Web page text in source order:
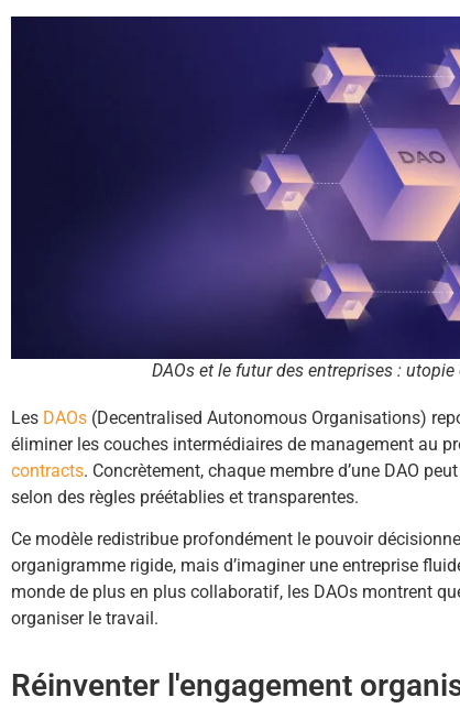
DAOs et le futur des entreprises :
Les DAOs (Decentralised Autonomous Organisations)
éliminer les couches intermédiaires de management au
contracts. Concrètement, chaque membre d’une DAO
selon des règles préétablies et transparentes.
Ce modèle redistribue profondément le pouvoir
organigramme rigide, mais d’imaginer une entreprise
monde de plus en plus collaboratif, les DAOs montrent
organiser le travail.
Réinventer l'engagement